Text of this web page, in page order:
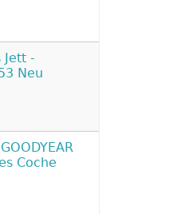
Jett -
Neu
Coche